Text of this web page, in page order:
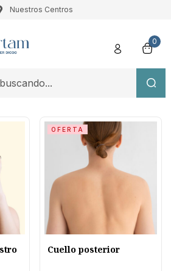
Nuestros Centros
0
OFERTA
Cuello posterior
Registro
Contraseña perdida
Acceso
una cuenta?